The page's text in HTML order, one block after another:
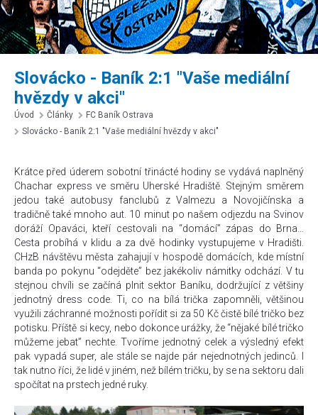
Slovácko - Baník 2:1 "Vaše mediální
hvězdy v akci"
Úvod Články
FC Baník Ostrava
Slovácko - Baník 2:1 "Vaše mediální hvězdy v akci"
Krátce před úderem sobotní třinácté hodiny se vydává naplněný
Chachar express ve směru Uherské Hradiště. Stejným směrem
jedou také autobusy fanclubů z Valmezu a Novojičínska a
tradičně také mnoho aut. 10 minut po našem odjezdu na Svinov
doráží Opaváci, kteří cestovali na “domácí” zápas do Brna…
Cesta probíhá v klidu a za dvě hodinky vystupujeme v Hradišti.
CHzB návštěvu města zahajují v hospodě domácích, kde místní
banda po pokynu “odejděte” bez jakékoliv námitky odchází. V tu
stejnou chvíli se začíná plnit sektor Baníku, dodržující z většiny
jednotný dress code. Ti, co na bílá trička zapomněli, většinou
využili záchranné možnosti pořídit si za 50 Kč čistě bílé tričko bez
potisku. Příště si kecy, nebo dokonce urážky, že “nějaké bílé tričko
můžeme jebat” nechte. Tvoříme jednotný celek a výsledný efekt
pak vypadá super, ale stále se najde pár nejednotných jedinců. I
tak nutno říci, že lidé v jiném, než bílém tričku, by se na sektoru dali
spočítat na prstech jedné ruky.